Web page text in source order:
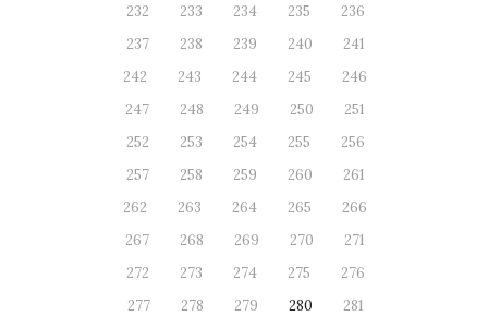
232
233 234 235
236
237
238 239 240
241
242
243 244 245
246
247
248 249 250
251
252
253 254 255
256
257
258 259 260
261
262
263 264 265
266
267
268 269 270
271
272
273 274 275
276
277
278 279 280
281